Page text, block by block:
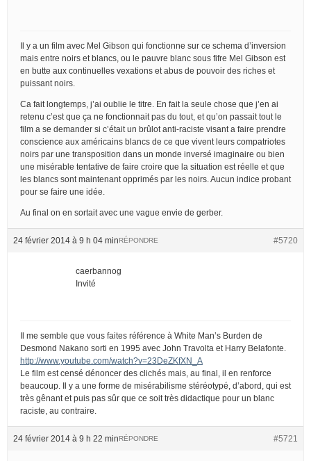
Il y a un film avec Mel Gibson qui fonctionne sur ce schema d’inversion
mais entre noirs et blancs, ou le pauvre blanc sous fifre Mel Gibson est
en butte aux continuelles vexations et abus de pouvoir des riches et
puissant noirs.
Ca fait longtemps, j’ai oublie le titre. En fait la seule chose que j’en ai
retenu c’est que ça ne fonctionnait pas du tout, et qu’on passait tout le
film a se demander si c’était un brûlot anti-raciste visant a faire prendre
conscience aux américains blancs de ce que vivent leurs compatriotes
noirs par une transposition dans un monde inversé imaginaire ou bien
une misérable tentative de faire croire que la situation est réelle et que
les blancs sont maintenant opprimés par les noirs. Aucun indice probant
pour se faire une idée.
Au final on en sortait avec une vague envie de gerber.
24 février 2014 à 9 h 04 min #5720
RÉPONDRE
caerbannog
Invité
Il me semble que vous faites référence à White Man’s Burden de
Desmond Nakano sorti en 1995 avec John Travolta et Harry Belafonte.
http://www.youtube.com/watch?v=23DeZKfXN_A
Le film est censé dénoncer des clichés mais, au final, il en renforce
beaucoup. Il y a une forme de misérabilisme stéréotypé, d’abord, qui est
très gênant et puis pas sûr que ce soit très didactique pour un blanc
raciste, au contraire.
24 février 2014 à 9 h 22 min #5721
RÉPONDRE